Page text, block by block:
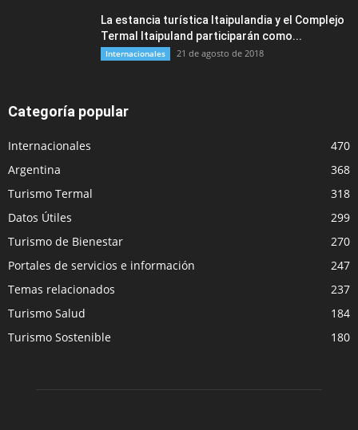
La estancia turística Itaipulandia y el Complejo
Termal Itaipuland participarán como...
Internacionales 21 de agosto de 2018
Categoría popular
Internacionales
470
Argentina
368
Turismo Termal
318
Datos Útiles
299
Turismo de Bienestar
270
Portales de servicios e información
247
Temas relacionados
237
Turismo Salud
184
Turismo Sostenible
180